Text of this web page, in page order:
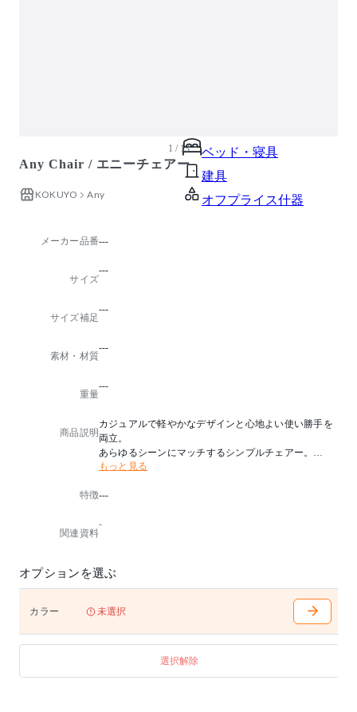
ベッド・寝具
建具
オフプライス什器
1 / 13
Any Chair / エニーチェアー
KOKUYO Any
メーカー品番---
サイズ
---
サイズ補足
---
素材・材質
---
重量
---
商品説明
カジュアルで軽やかなデザインと心地よい使い勝手を
両立。
あらゆるシーンにマッチするシンプルチェアー。
中央部を深く設定したベース層に厚みのあるモールド
着座感が良く、耐久性にも優れています。
抗菌加工されていない製品の表面と比較し、24時間後
に99％の細菌が減少。
抗菌性は国際標準ISO22196に準じた試験結果に基づき
ます。
少させますが、感染予防を保証するものではありませ
もっと見る
特徴---
関連資料
-
オプションを選ぶ
カラー 未選択
選択解除